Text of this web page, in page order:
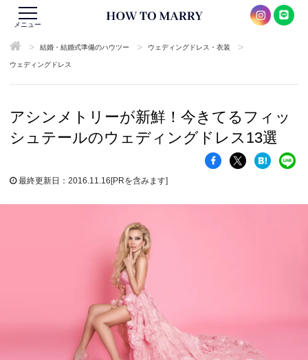
メニュー
> 結婚・結婚式準備のハウツー > ウェディングドレス・衣装 >
ウェディングドレス
アシンメトリーが新鮮！今きてるフィッ
シュテールのウェディングドレス13選
最終更新日：2016.11.16[PRを含みます]